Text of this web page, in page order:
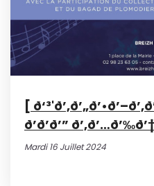
[
ð’ð’ð’”
Mardi 16 Juillet 2024